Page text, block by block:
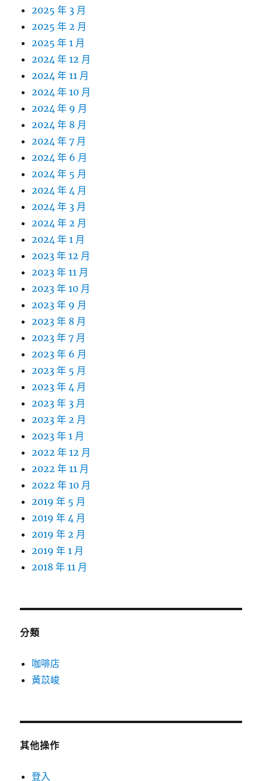
2025 年 3 月
2025 年 2 月
2025 年 1 月
2024 年 12 月
2024 年 11 月
2024 年 10 月
2024 年 9 月
2024 年 8 月
2024 年 7 月
2024 年 6 月
2024 年 5 月
2024 年 4 月
2024 年 3 月
2024 年 2 月
2024 年 1 月
2023 年 12 月
2023 年 11 月
2023 年 10 月
2023 年 9 月
2023 年 8 月
2023 年 7 月
2023 年 6 月
2023 年 5 月
2023 年 4 月
2023 年 3 月
2023 年 2 月
2023 年 1 月
2022 年 12 月
2022 年 11 月
2022 年 10 月
2019 年 5 月
2019 年 4 月
2019 年 2 月
2019 年 1 月
2018 年 11 月
分類
咖啡店
黃苡峻
其他操作
登入